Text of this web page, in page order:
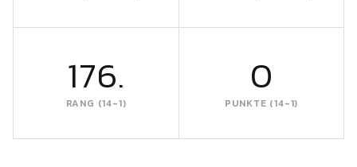
176.
RANG (14-1)
0
PUNKTE (14-1)